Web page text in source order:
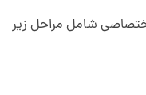
شامل مراحل زیر